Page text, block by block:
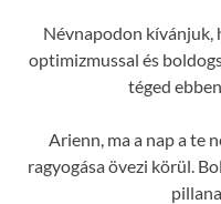
Névnapodon kívánjuk,
optimizmussal és
téged
Arienn, ma a nap a te
ragyogása övezi körül.